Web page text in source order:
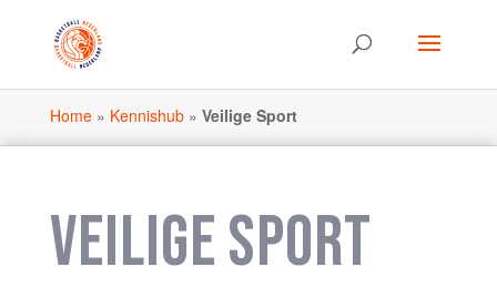
Home» Kennishub» Veilige Sport
VEILIGE SPORT